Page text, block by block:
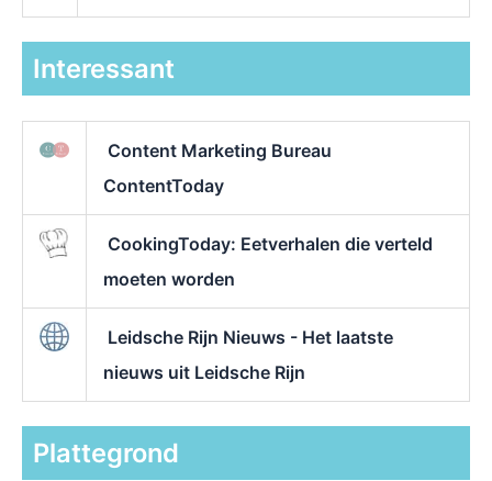
Interessant
Content Marketing Bureau
ContentToday
CookingToday: Eetverhalen die verteld
moeten worden
Leidsche Rijn Nieuws - Het laatste
nieuws uit Leidsche Rijn
Plattegrond